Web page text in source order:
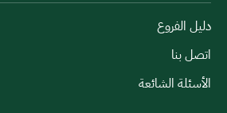
دليل الفروع
اتصل بنا
الأسئلة الشائعة